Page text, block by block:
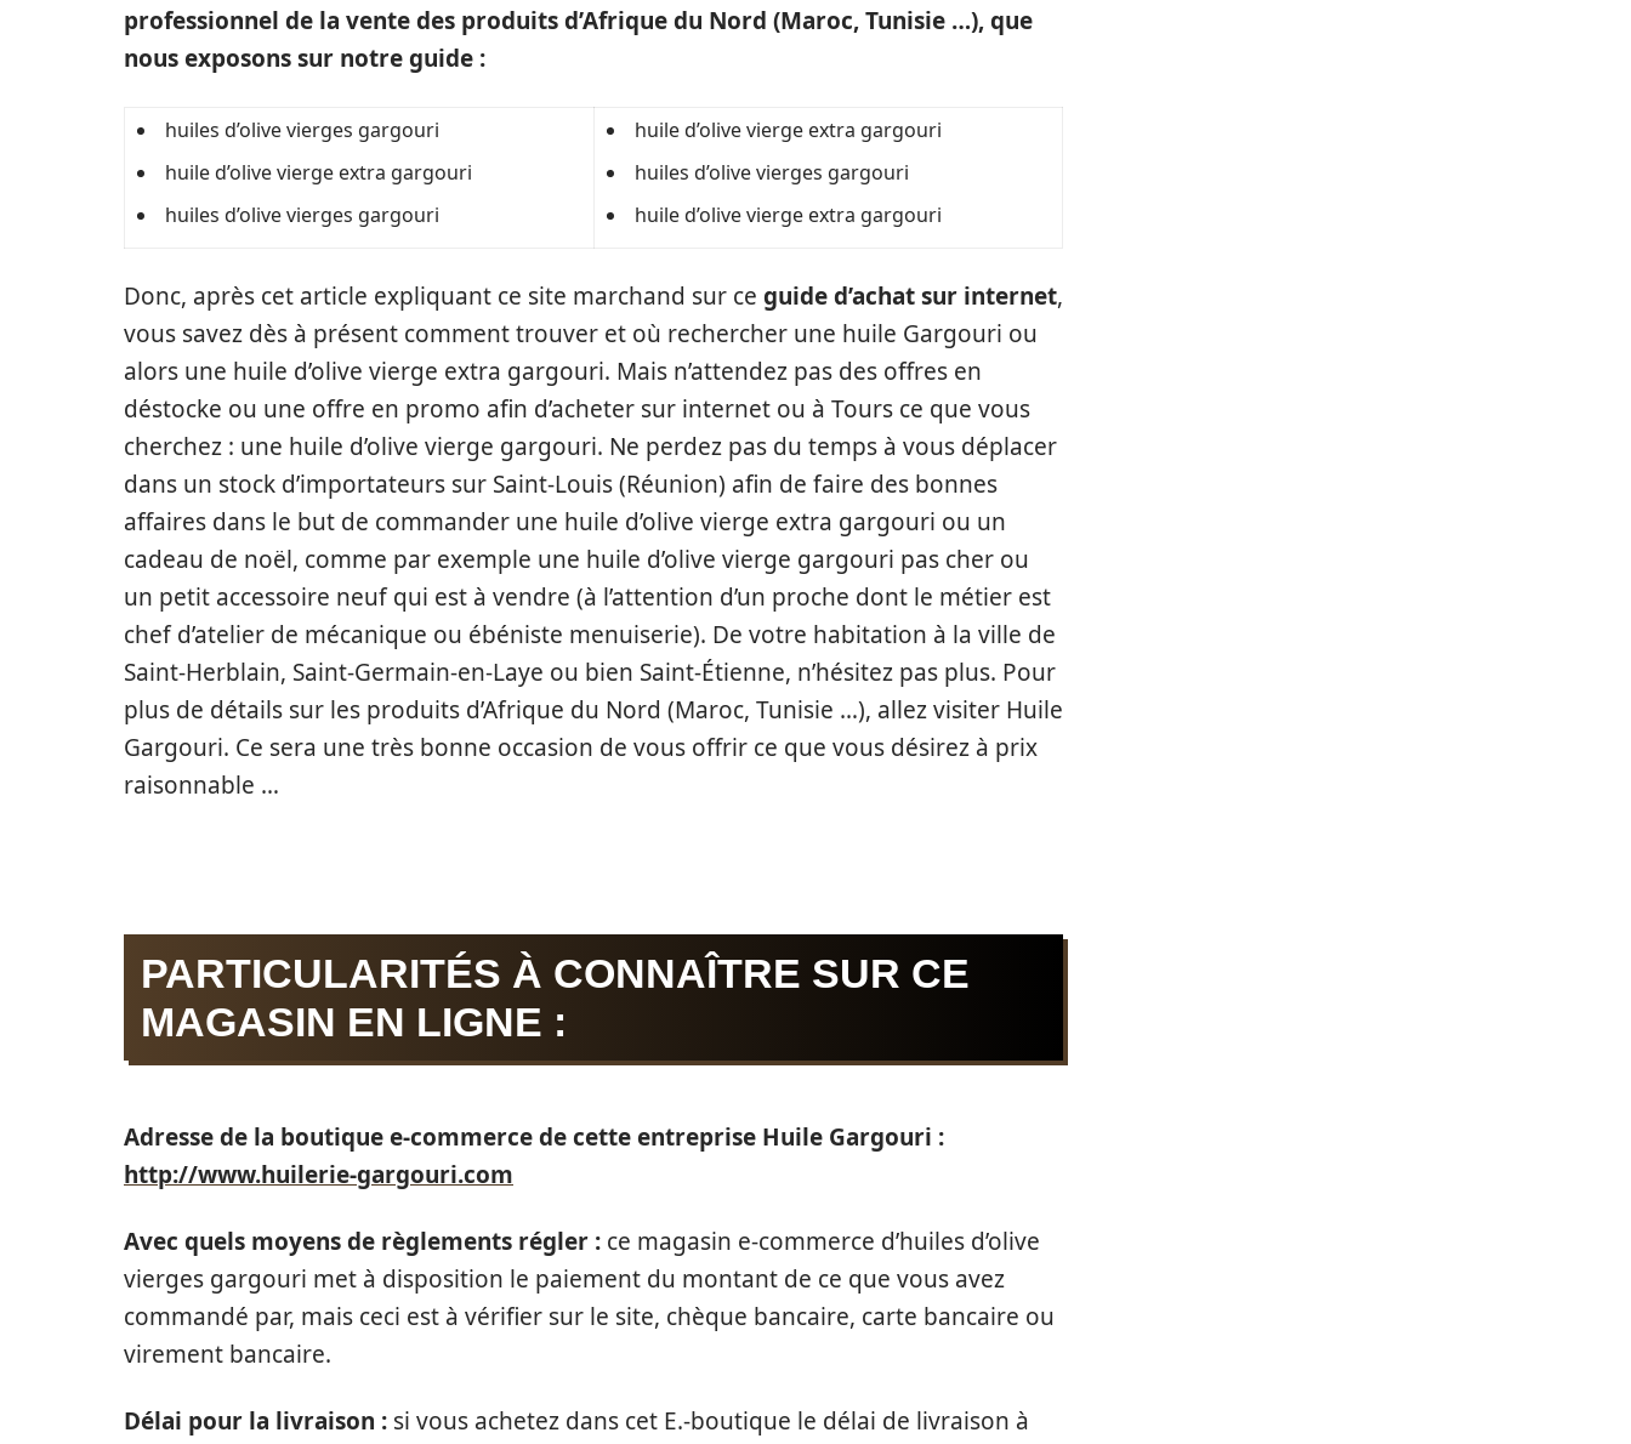
professionnel de la vente des produits d’Afrique du Nord (Maroc, Tunisie …), que
nous exposons sur notre guide :
huiles d’olive vierges gargouri
huile d’olive vierge extra gargouri
huiles d’olive vierges gargouri
huile d’olive vierge extra gargouri
huiles d’olive vierges gargouri
huile d’olive vierge extra gargouri
Donc, après cet article expliquant ce site marchand sur ce guide d’achat sur internet,
vous savez dès à présent comment trouver et où rechercher une huile Gargouri ou
alors une huile d’olive vierge extra gargouri. Mais n’attendez pas des offres en
déstocke ou une offre en promo afin d’acheter sur internet ou à Tours ce que vous
cherchez : une huile d’olive vierge gargouri. Ne perdez pas du temps à vous déplacer
dans un stock d’importateurs sur Saint-Louis (Réunion) afin de faire des bonnes
affaires dans le but de commander une huile d’olive vierge extra gargouri ou un
cadeau de noël, comme par exemple une huile d’olive vierge gargouri pas cher ou
un petit accessoire neuf qui est à vendre (à l’attention d’un proche dont le métier est
chef d’atelier de mécanique ou ébéniste menuiserie). De votre habitation à la ville de
Saint-Herblain, Saint-Germain-en-Laye ou bien Saint-Étienne, n’hésitez pas plus. Pour
plus de détails sur les produits d’Afrique du Nord (Maroc, Tunisie …), allez visiter Huile
Gargouri. Ce sera une très bonne occasion de vous offrir ce que vous désirez à prix
raisonnable …
PARTICULARITÉS À CONNAÎTRE SUR CE
MAGASIN EN LIGNE :
Adresse de la boutique e-commerce de cette entreprise Huile Gargouri :
http://www.huilerie-gargouri.com
Avec quels moyens de règlements régler : ce magasin e-commerce d’huiles d’olive
vierges gargouri met à disposition le paiement du montant de ce que vous avez
commandé par, mais ceci est à vérifier sur le site, chèque bancaire, carte bancaire ou
virement bancaire.
Délai pour la livraison : si vous achetez dans cet E.-boutique le délai de livraison à